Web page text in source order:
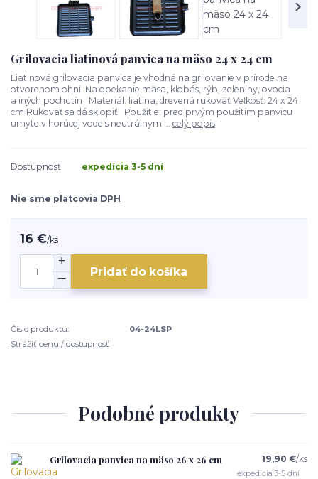
Grilovacia liatinová panvica na mäso 24 x 24 cm
Liatinová grilovacia panvica je vhodná na grilovanie v prírode na
otvorenom ohni. Na opekanie mäsa, klobás, rýb, zeleniny, ovocia
a iných pochutín Materiál: liatina, drevená rukoväť Veľkosť: 24 x 24
cm Rukoväť sa dá sklopiť Použitie: pred prvým použitím panvicu
umyte v horúcej vode s neutrálnym ... celý popis
Dostupnosť expedícia 3-5 dní
Nie sme platcovia DPH
16 €/ks
Pridať do košíka
Číslo produktu:
04-24LSP
Strážiť cenu / dostupnosť
Podobné produkty
Grilovacia panvica na mäso 26 x 26 cm 19,90 €/ks
expedícia 3-5 dní